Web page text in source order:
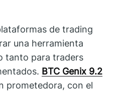
de trading
una herramienta
tanto para traders
BTC Genix 9.2
prometedora, con el